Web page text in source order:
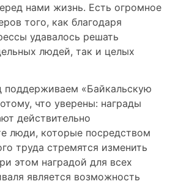
нами жизнь. Есть огромное
того, как благодаря
удавалось решать
людей, так и целых
«Байкальскую
что уверены: награды
действительно
люди, которые посредством
труда стремятся изменить
этом наградой для всех
является возможность